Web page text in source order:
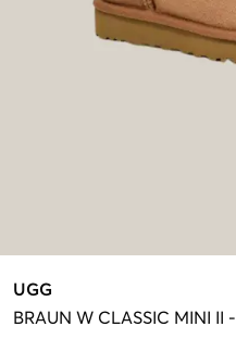
UGG
BRAUN W CLASSIC MINI II -